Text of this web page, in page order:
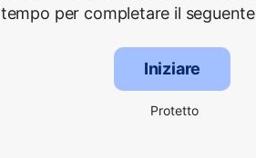
tempo per completare il
Iniziare
Protetto